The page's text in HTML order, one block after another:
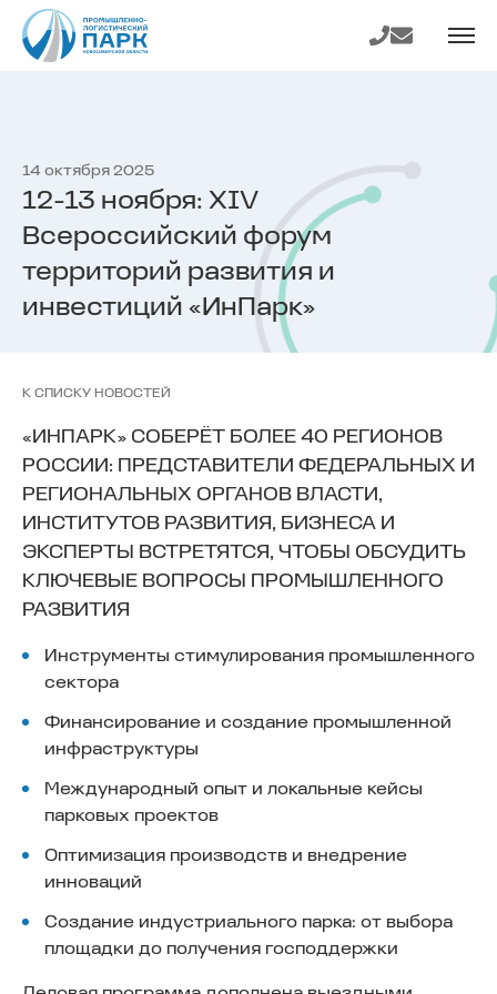
На главную
страницу
Телефон
E-mail
14 октября 2025
12-13 ноября: XIV
Всероссийский форум
территорий развития и
инвестиций «ИнПарк»
«ИНПАРК» СОБЕРЁТ БОЛЕЕ 40 РЕГИОНОВ
РОССИИ: ПРЕДСТАВИТЕЛИ ФЕДЕРАЛЬНЫХ И
РЕГИОНАЛЬНЫХ ОРГАНОВ ВЛАСТИ,
ИНСТИТУТОВ РАЗВИТИЯ, БИЗНЕСА И
ЭКСПЕРТЫ ВСТРЕТЯТСЯ, ЧТОБЫ ОБСУДИТЬ
КЛЮЧЕВЫЕ ВОПРОСЫ ПРОМЫШЛЕННОГО
РАЗВИТИЯ
Инструменты стимулирования промышленного
сектора
Финансирование и создание промышленной
инфраструктуры
Международный опыт и локальные кейсы
парковых проектов
Оптимизация производств и внедрение
инноваций
Создание индустриального парка: от выбора
площадки до получения господдержки
К СПИСКУ НОВОСТЕЙ